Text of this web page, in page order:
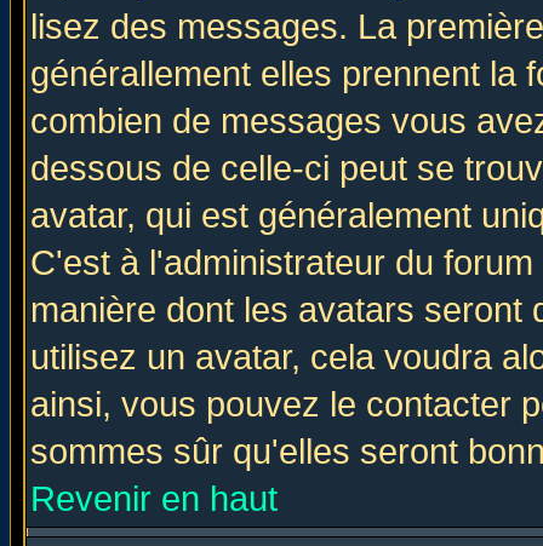
lisez des messages. La
générallement elles prennent la
combien de messages vous
dessous de celle-ci peut se
avatar, qui est généralement
C'est à l'administrateur du
manière dont les avatars seront
utilisez un avatar, cela voudra
ainsi, vous pouvez le contacter
sommes sûr qu'elles seront
Revenir en haut